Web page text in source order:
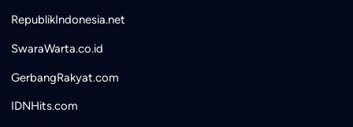
RepublikIndonesia.net
SwaraWarta.co.id
GerbangRakyat.com
IDNHits.com